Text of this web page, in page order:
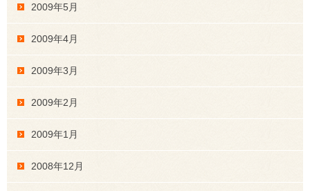
2009年5月
2009年4月
2009年3月
2009年2月
2009年1月
2008年12月